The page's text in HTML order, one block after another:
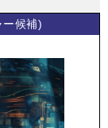
ー候補)